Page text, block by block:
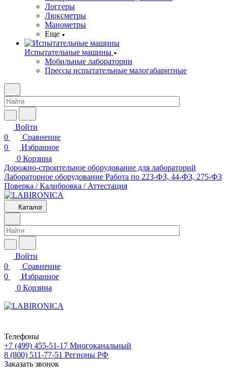
Логгеры
Люксметры
Манометры
Еще
Испытательные машины
Мобильные лаборатории
Прессы испытательные малогабаритные
Войти
0
Сравнение
0
Избранное
0 Корзина
Дорожно-строительное оборудование для лабораторий
Лабораторное оборудование Работа по 223-ФЗ, 44-ФЗ, 275-ФЗ
Поверка / Калибровка / Аттестация
Каталог
Войти
0
Сравнение
0
Избранное
0 Корзина
Телефоны
+7 (499) 455-51-17 Многоканальный
8 (800) 511-77-51 Регионы РФ
Заказать звонок